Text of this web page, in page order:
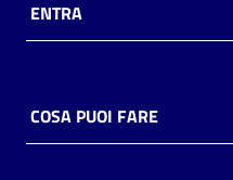
ENTRA
COSA PUOI FARE